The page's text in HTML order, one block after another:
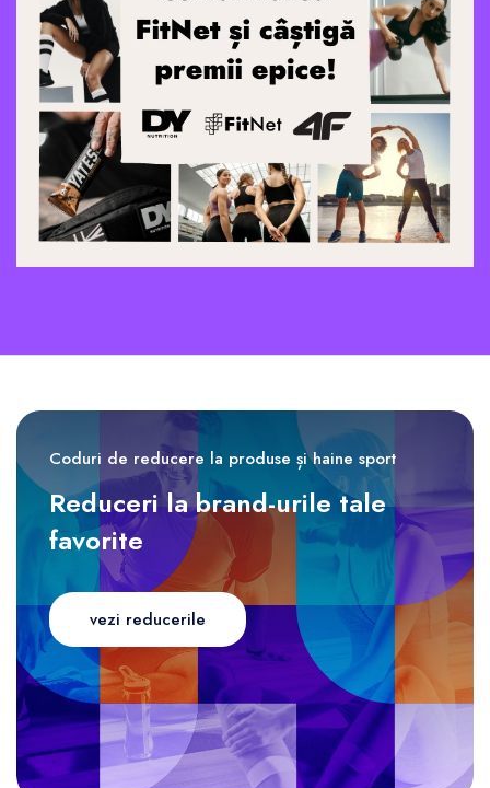
Coduri de reducere la produse și haine sport
Reduceri la brand-urile tale
favorite
vezi reducerile